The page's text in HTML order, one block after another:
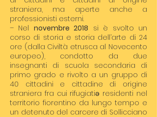
straniera, ma aperte anche a
professionisti esterni.
– Nel novembre 2018 si è svolto un
corso di storia e storia dell’arte di 24
ore (dalla Civiltà etrusca al Novecento
europeo), condotto da due
insegnanti di scuola secondaria di
primo grado e rivolto a un gruppo di
40 cittadini e cittadine di origine
straniera fra cui rifugiatiə residenti nel
territorio fiorentino da lungo tempo e
un detenuto del carcere di Sollicciano